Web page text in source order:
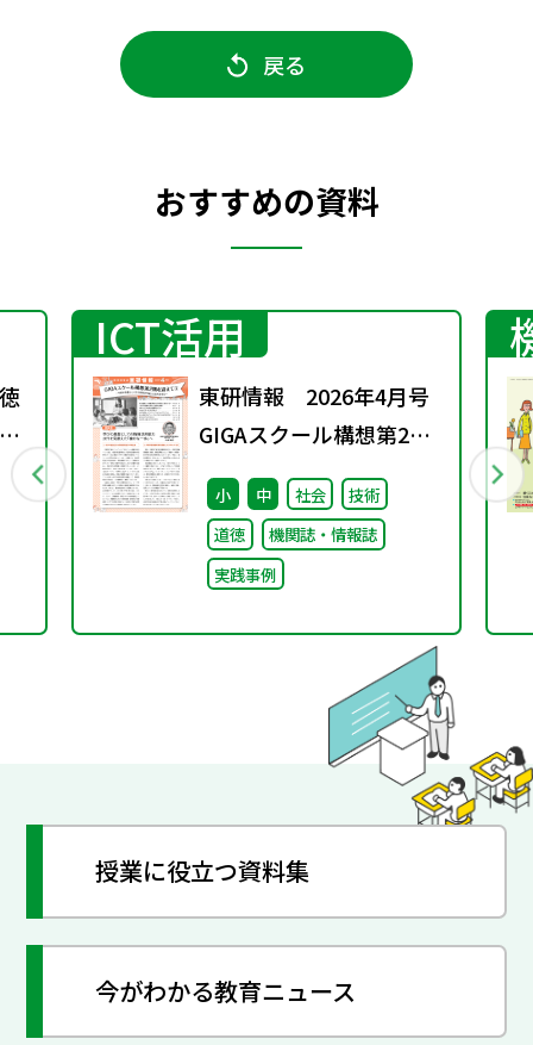
戻る
おすすめの資料
ICT活用
東研情報 2026年4月号
GIGAスクール構想第2期
を迎えて ③
小 中 社会
技術
道徳
機関誌・情報誌
実践事例
授業に役立つ資料集
今がわかる教育ニュース